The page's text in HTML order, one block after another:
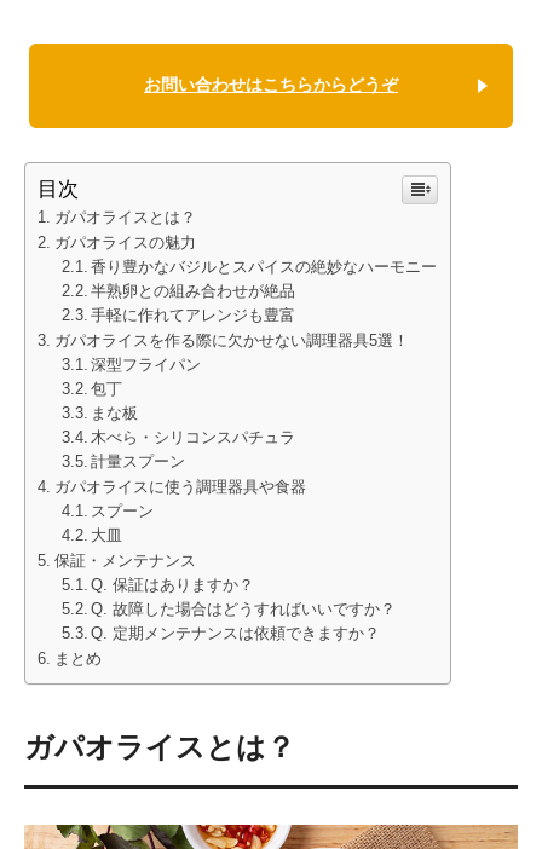
お問い合わせはこちらからどうぞ
目次
ガパオライスとは？
ガパオライスの魅力
香り豊かなバジルとスパイスの絶妙なハーモニー
半熟卵との組み合わせが絶品
手軽に作れてアレンジも豊富
ガパオライスを作る際に欠かせない調理器具5選！
深型フライパン
包丁
まな板
木べら・シリコンスパチュラ
計量スプーン
ガパオライスに使う調理器具や食器
スプーン
大皿
保証・メンテナンス
Q. 保証はありますか？
Q. 故障した場合はどうすればいいですか？
Q. 定期メンテナンスは依頼できますか？
まとめ
ガパオライスとは？